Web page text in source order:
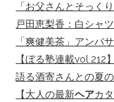
「お父さんとそっくり
戸田恵梨香：白シャ
「爽健美茶」アンバ
【ぼる塾連載
語る酒寄さんとの夏
【大人の最新ヘアカ